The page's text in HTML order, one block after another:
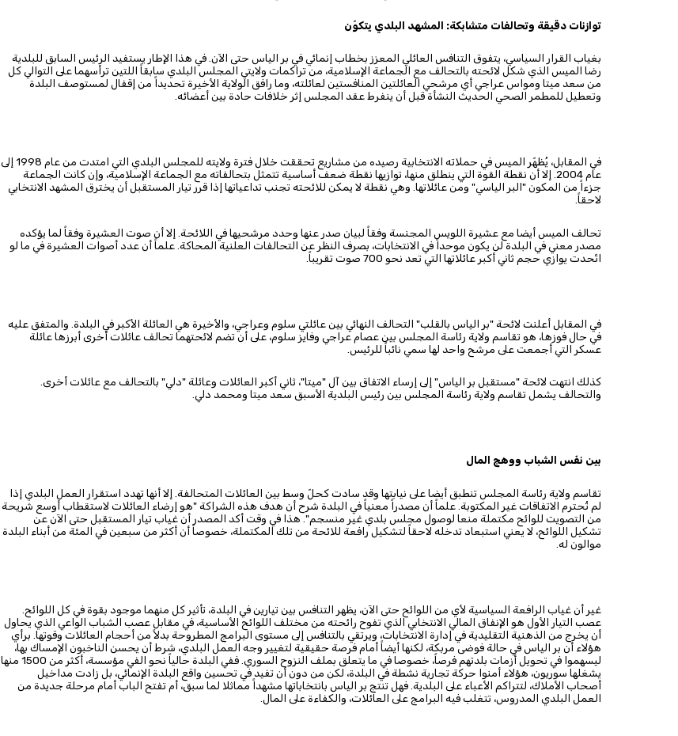
توازنات دقيقة وتحالفات متشابكة: المشهد البلدي يتكوّن
بغياب القرار السياسي، يتفوق التنافس العائلي المعزز بخطاب إنمائي في بر الياس حتى الآن. في هذا الإطار يستفيد الرئيس السابق للبلدية
رضا الميس الذي شكل لائحته بالتحالف مع الجماعة الإسلامية، من تراكمات ولايتي المجلس البلدي سابقاً اللتين ترأسهما على التوالي كل
من سعد ميتا ومواس عراجي أي مرشحي العائلتين المنافستين لعائلته، وما رافق الولاية الأخيرة تحديداً من إقفال لمستوصف البلدة
وتعطيل للمطمر الصحي الحديث النشأة قبل أن ينفرط عقد المجلس إثر خلافات حادة بين أعضائه.
في المقابل، يُظهّر الميس في حملاته الانتخابية رصيده من مشاريع تحققت خلال فترة ولايته للمجلس البلدي التي امتدت من عام 1998 إلى
عام 2004. إلا أن نقطة القوة التي ينطلق منها، توازيها نقطة ضعف أساسية تتمثل بتحالفاته مع الجماعة الإسلامية، وإن كانت الجماعة
جزءاً من المكون "البر الياسي" ومن عائلاتها. وهي نقطة لا يمكن للائحته تجنب تداعياتها إذا قرر تيار المستقبل أن يخترق المشهد الانتخابي
لاحقاً.
تحالف الميس أيضا مع عشيرة اللويس المجنسة وفقاً لبيان صدر عنها وحدد مرشحيها في اللائحة. إلا أن صوت العشيرة وفقاً لما يؤكده
مصدر معني في البلدة لن يكون موحداً في الانتخابات، بصرف النظر عن التحالفات العلنية المحاكة. علماً أن عدد أصوات العشيرة في ما لو
اتّحدت يوازي حجم ثاني أكبر عائلاتها التي تعد نحو 700 صوت تقريباً.
في المقابل أعلنت لائحة "بر الياس بالقلب" التحالف النهائي بين عائلتي سلوم وعراجي، والأخيرة هي العائلة الأكبر في البلدة. والمتفق عليه
في حال فوزها، هو تقاسم ولاية رئاسة المجلس بين عصام عراجي وفايز سلوم، على أن تضم لائحتهما تحالف عائلات أخرى أبرزها عائلة
عسكر التي أجمعت على مرشح واحد لها سمي نائباً للرئيس.
كذلك انتهت لائحة "مستقبل بر الياس" إلى إرساء الاتفاق بين آل "ميتا"، ثاني أكبر العائلات وعائلة "دلي" بالتحالف مع عائلات أخرى.
والتحالف يشمل تقاسم ولاية رئاسة المجلس بين رئيس البلدية الأسبق سعد ميتا ومحمد دلي.
بين نفَس الشباب ووهج المال
تقاسم ولاية رئاسة المجلس تنطبق أيضا على نيابتها وقد سادت كحلّ وسط بين العائلات المتحالفة. إلا أنها تهدد استقرار العمل البلدي إذا
لم تُحترم الاتفاقات غير المكتوبة. علماً أن مصدراً معنياً في البلدة شرح أن هدف هذه الشراكة "هو إرضاء العائلات لاستقطاب أوسع شريحة
من التصويت للوائح مكتملة منعا لوصول مجلس بلدي غير منسجم". هذا في وقت أكد المصدر أن غياب تيار المستقبل حتى الآن عن
تشكيل اللوائح، لا يعني استبعاد تدخله لاحقاً لتشكيل رافعة للائحة من تلك المكتملة، خصوصاً أن أكثر من سبعين في المئة من أبناء البلدة
موالون له.
غير أن غياب الرافعة السياسية لأي من اللوائح حتى الآن، يظهر التنافس بين تيارين في البلدة، تأثير كل منهما موجود بقوة في كل اللوائح.
عصب التيار الأول هو الإنفاق المالي الانتخابي الذي تفوح رائحته من مختلف اللوائح الأساسية، في مقابل عصب الشباب الواعي الذي يحاول
أن يخرج من الذهنية التقليدية في إدارة الانتخابات، ويرتقي بالتنافس إلى مستوى البرامج المطروحة بدلاً من أحجام العائلات وقوتها. برأي
هؤلاء أن بر الياس في حالة فوضى مربكة، لكنها أيضاً أمام فرصة حقيقية لتغيير وجه العمل البلدي، شرط أن يحسن الناخبون الإمساك بها،
ليسهموا في تحويل أزمات بلدتهم فرصاً، خصوصا في ما يتعلق بملف النزوح السوري. ففي البلدة حالياً نحو الفي مؤسسة، أكثر من 1500 منها
يشغلها سوريون، هؤلاء أمنوا حركة تجارية نشطة في البلدة، لكن من دون أن تفيد في تحسين واقع البلدة الإنمائي، بل زادت مداخيل
أصحاب الأملاك، لتتراكم الأعباء على البلدية. فهل تنتج بر الياس بانتخاباتها مشهداً مماثلا لما سبق، أم تفتح الباب أمام مرحلة جديدة من
العمل البلدي المدروس، تتغلب فيه البرامج على العائلات، والكفاءة على المال.